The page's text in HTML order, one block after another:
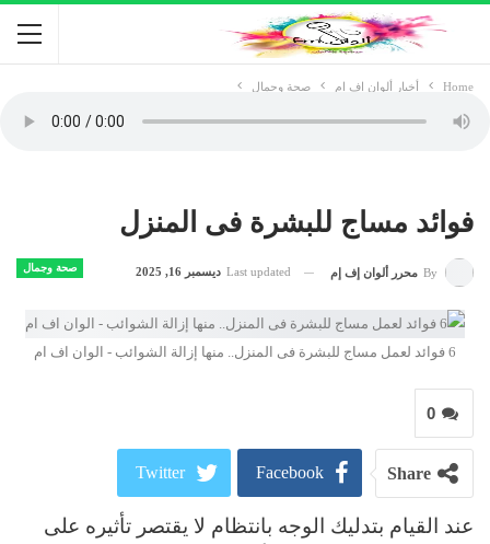
Home أخبار ألوان اف ام صحة وجمال
فوائد مساج للبشرة فى المنزل
صحة وجمال By محرر ألوان إف إم Last updated ديسمبر 16, 2025
6 فوائد لعمل مساج للبشرة فى المنزل.. منها إزالة الشوائب - الوان اف ام
0
Share
Facebook
Twitter
Google+
ReddIt
عند القيام بتدليك الوجه بانتظام لا يقتصر تأثيره على